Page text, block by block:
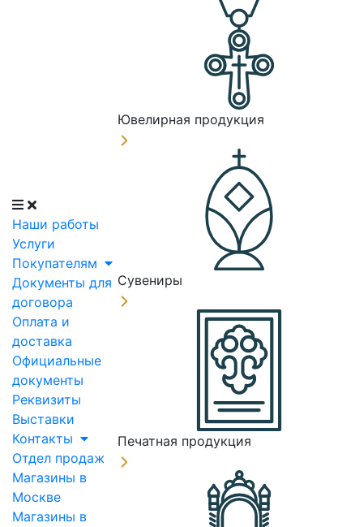
Наши работы
Услуги
Покупателям
Документы для
договора
Оплата и
доставка
Официальные
документы
Реквизиты
Выставки
Контакты
Отдел продаж
Магазины в
Москве
Магазины в
Ювелирная продукция
Сувениры
Печатная продукция